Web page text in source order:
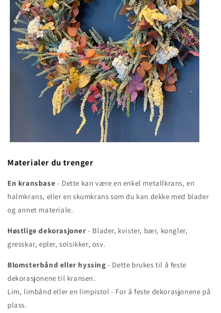
Materialer du trenger
En kransbase - Dette kan være en enkel metallkrans, en
halmkrans, eller en skumkrans som du kan dekke med blader
og annet materiale.
Høstlige dekorasjoner - Blader, kvister, bær, kongler,
gresskar, epler, solsikker, osv.
Blomsterbånd eller hyssing - Dette brukes til å feste
dekorasjonene til kransen.
Lim, limbånd eller en limpistol - For å feste dekorasjonene på
plass.